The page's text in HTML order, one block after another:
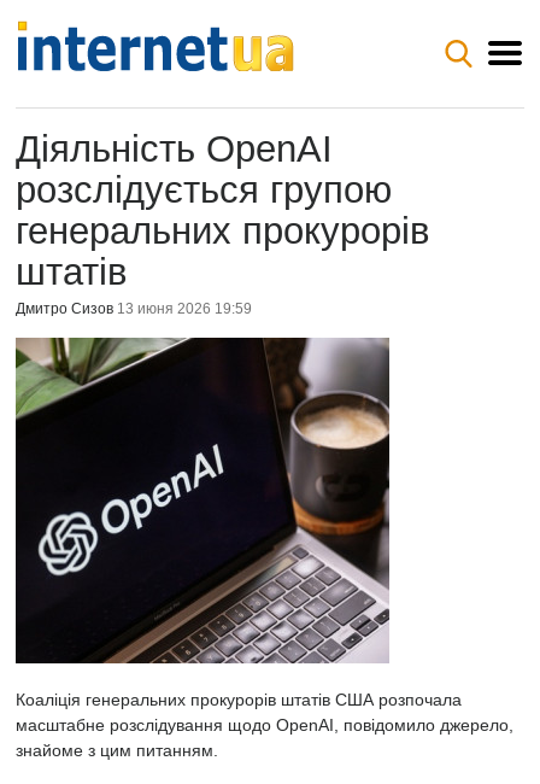
Діяльність OpenAI
розслідується групою
генеральних прокурорів
штатів
Дмитро Сизов 13 июня 2026 19:59
Коаліція генеральних прокурорів штатів США розпочала
масштабне розслідування щодо OpenAI, повідомило джерело,
знайоме з цим питанням.